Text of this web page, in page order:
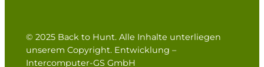
© 2025 Back to Hunt. Alle Inhalte unterliegen
unserem Copyright. Entwicklung –
Intercomputer-GS GmbH